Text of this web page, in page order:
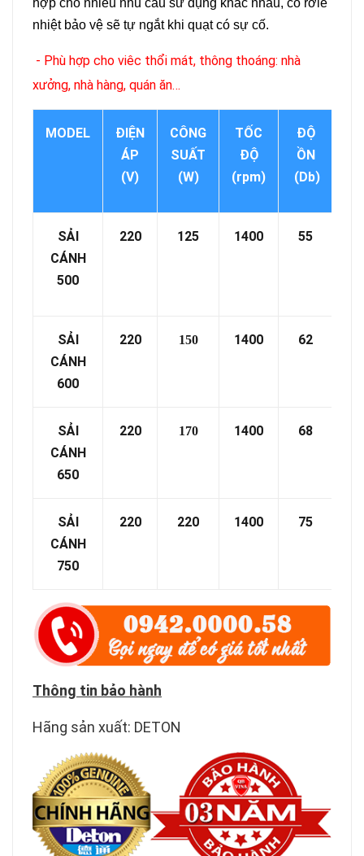
nhiệt bảo vệ sẽ tự ngắt khi quạt có sự cố.
- Phù hợp cho viêc thổi mát, thông thoáng: nhà
xưởng, nhà hàng, quán ăn…
MODEL
ĐIỆN
ÁP
(V)
CÔNG
SUẤT
(W)
TỐC
ĐỘ
(rpm)
ĐỘ
ỒN
(Db)
SẢI
CÁNH
500
220 125 1400 55
SẢI
CÁNH
600
220 150 1400 62
SẢI
CÁNH
650
220 170 1400 68
SẢI
CÁNH
750
220 220 1400 75
Thông tin bảo hành
Hãng sản xuất: DETON